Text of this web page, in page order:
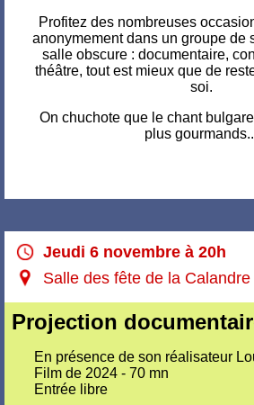
Profitez des nombreuses
anonymement dans un groupe de
salle obscure : documentaire,
théâtre, tout est mieux que de
soi.
On chuchote que le chant
plus
Jeudi 6 novembre à 20h
Salle des fête de la
Projection
En présence de son réalisateur
Film de 2024 - 70 mn
Entrée libre